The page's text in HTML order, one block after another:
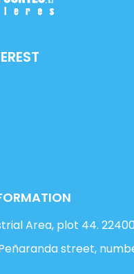
Area, plot 44.
street,